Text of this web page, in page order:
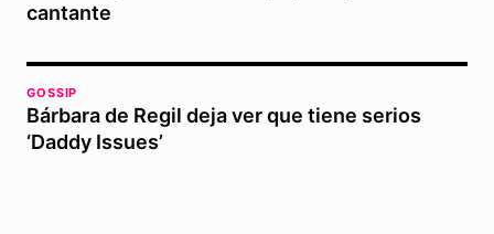
cantante
GOSSIP
Bárbara de Regil deja ver que tiene serios
‘Daddy Issues’